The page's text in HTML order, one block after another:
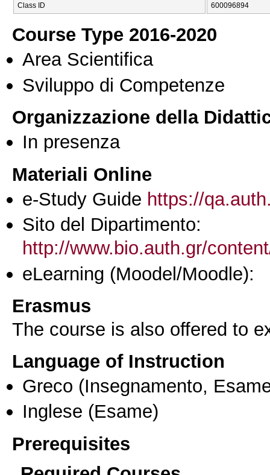
Class ID 600096894
Course Type 2016-2020
Area Scientifica
Sviluppo di Competenze
Organizzazione della
In presenza
Materiali Online
e-Study Guide https://
Sito del Dipartimento:
http://www.bio.auth.gr/
eLearning (Moodel/Moodle):
Erasmus
The course is also offered to
Language of Instruction
Greco (Insegnamento,
Inglese (Esame)
Prerequisites